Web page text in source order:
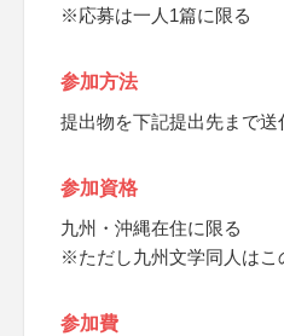
※応募は一人1篇に限る
参加方法
提出物を下記提出先まで送
参加資格
九州・沖縄在住に限る
※ただし九州文学同人はこ
参加費